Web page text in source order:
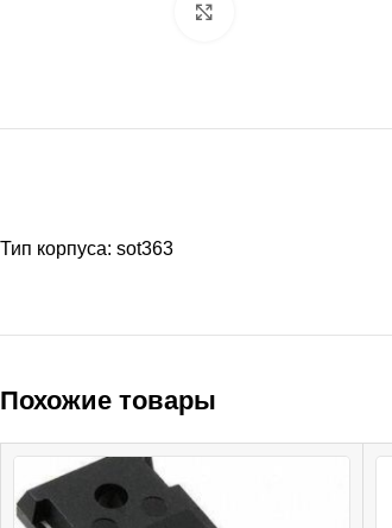
Нажмите, чтобы
Тип корпуса: sot363
Похожие товары